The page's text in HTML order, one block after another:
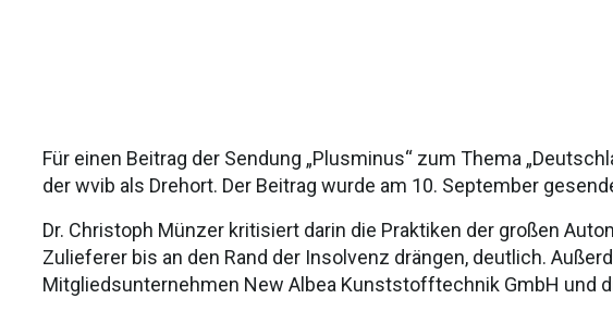
Für einen Beitrag der Sendung „Plusminus“ zum Thema
der wvib als Drehort. Der Beitrag wurde am 10. September
Dr. Christoph Münzer kritisiert darin die Praktiken der großen
Zulieferer bis an den Rand der Insolvenz drängen, deutlich.
Mitgliedsunternehmen New Albea Kunststofftechnik GmbH und